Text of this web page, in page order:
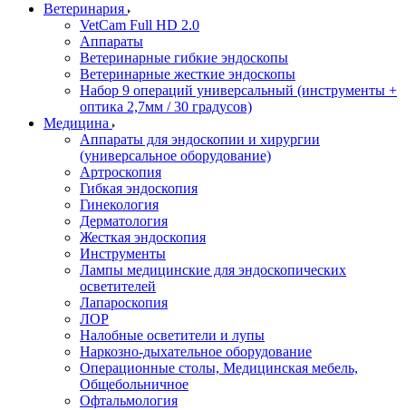
Ветеринария
VetCam Full HD 2.0
Аппараты
Ветеринарные гибкие эндоскопы
Ветеринарные жесткие эндоскопы
Набор 9 операций универсальный (инструменты +
оптика 2,7мм / 30 градусов)
Медицина
Аппараты для эндоскопии и хирургии
(универсальное оборудование)
Артроскопия
Гибкая эндоскопия
Гинекология
Дерматология
Жесткая эндоскопия
Инструменты
Лампы медицинские для эндоскопических
осветителей
Лапароскопия
ЛОР
Налобные осветители и лупы
Наркозно-дыхательное оборудование
Операционные столы, Медицинская мебель,
Общебольничное
Офтальмология